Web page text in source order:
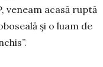
veneam acasă ruptă
și o luam de